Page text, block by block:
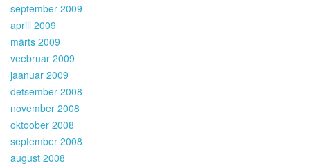
september 2009
aprill 2009
märts 2009
veebruar 2009
jaanuar 2009
detsember 2008
november 2008
oktoober 2008
september 2008
august 2008